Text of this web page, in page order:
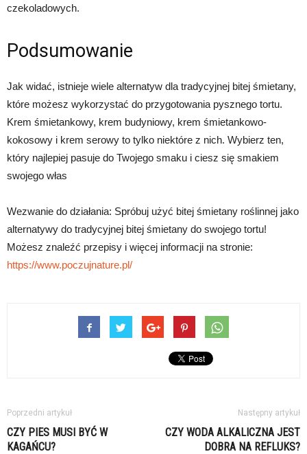
czekoladowych.
Podsumowanie
Jak widać, istnieje wiele alternatyw dla tradycyjnej bitej śmietany,
które możesz wykorzystać do przygotowania pysznego tortu.
Krem śmietankowy, krem budyniowy, krem śmietankowo-
kokosowy i krem serowy to tylko niektóre z nich. Wybierz ten,
który najlepiej pasuje do Twojego smaku i ciesz się smakiem
swojego włas
Wezwanie do działania: Spróbuj użyć bitej śmietany roślinnej jako
alternatywy do tradycyjnej bitej śmietany do swojego tortu!
Możesz znaleźć przepisy i więcej informacji na stronie:
https://www.poczujnature.pl/
Poprzedni artykuł
CZY PIES MUSI BYĆ W
KAGAŃCU?
Następny artykuł
CZY WODA ALKALICZNA JEST
DOBRA NA REFLUKS?